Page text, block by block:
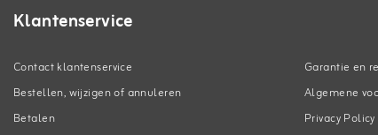
Klantenservice
Contact klantenservice
Bestellen, wijzigen of annuleren
Betalen
Garantie en
Algemene
Privacy Policy